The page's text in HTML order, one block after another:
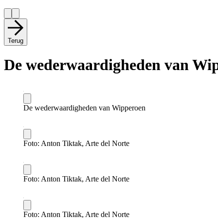
Terug
De wederwaardigheden van
De wederwaardigheden van Wipperoen
Foto: Anton Tiktak, Arte del Norte
Foto: Anton Tiktak, Arte del Norte
Foto: Anton Tiktak, Arte del Norte